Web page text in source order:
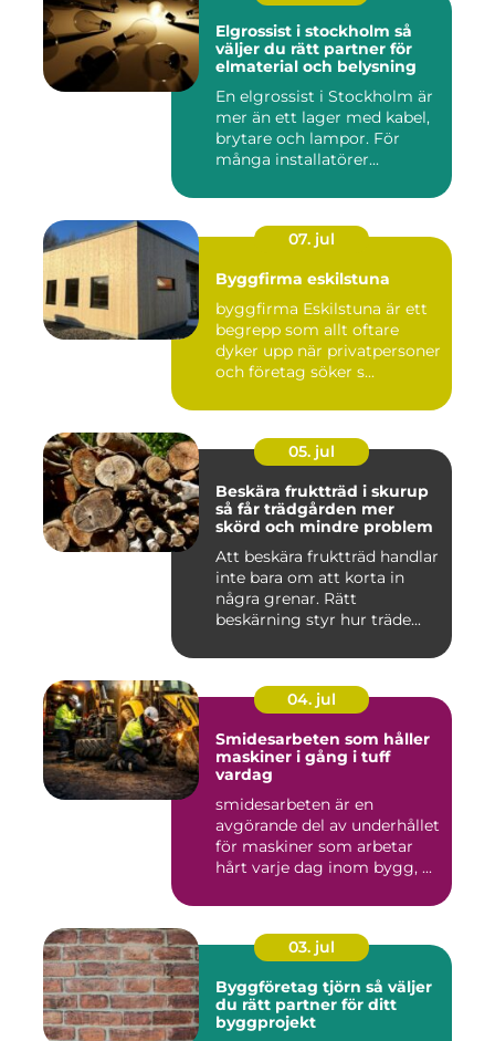
Elgrossist i stockholm så
väljer du rätt partner för
elmaterial och belysning
En elgrossist i Stockholm är
mer än ett lager med kabel,
brytare och lampor. För
många installatörer...
07. jul
Byggfirma eskilstuna
byggfirma Eskilstuna är ett
begrepp som allt oftare
dyker upp när privatpersoner
och företag söker s...
05. jul
Beskära fruktträd i skurup
så får trädgården mer
skörd och mindre problem
Att beskära fruktträd handlar
inte bara om att korta in
några grenar. Rätt
beskärning styr hur träde...
04. jul
Smidesarbeten som håller
maskiner i gång i tuff
vardag
smidesarbeten är en
avgörande del av underhållet
för maskiner som arbetar
hårt varje dag inom bygg, ...
03. jul
Byggföretag tjörn så väljer
du rätt partner för ditt
byggprojekt